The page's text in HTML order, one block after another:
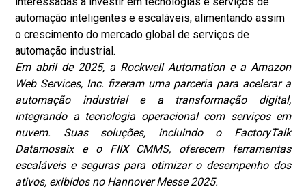
automação inteligentes e escaláveis, alimentando assim
o crescimento do mercado global de serviços de
automação industrial.
Em abril de 2025, a Rockwell Automation e a Amazon
Web Services, Inc. fizeram uma parceria para acelerar a
automação industrial e a transformação digital,
integrando a tecnologia operacional com serviços em
nuvem. Suas soluções, incluindo o FactoryTalk
Datamosaix e o FIIX CMMS, oferecem ferramentas
escaláveis ​​e seguras para otimizar o desempenho dos
ativos, exibidos no Hannover Messe 2025.